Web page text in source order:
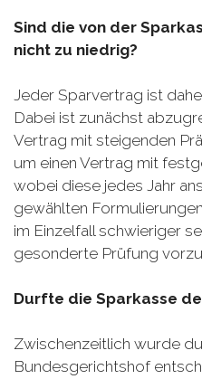
Sind die von der
nicht zu niedrig?
Jeder Sparvertrag ist
Dabei ist zunächst
Vertrag mit steigenden
um einen Vertrag mit
wobei diese jedes Jahr
gewählten
im Einzelfall schwieriger
gesonderte Prüfung
Durfte die Sparkasse
Zwischenzeitlich wurde
Bundesgerichtshof